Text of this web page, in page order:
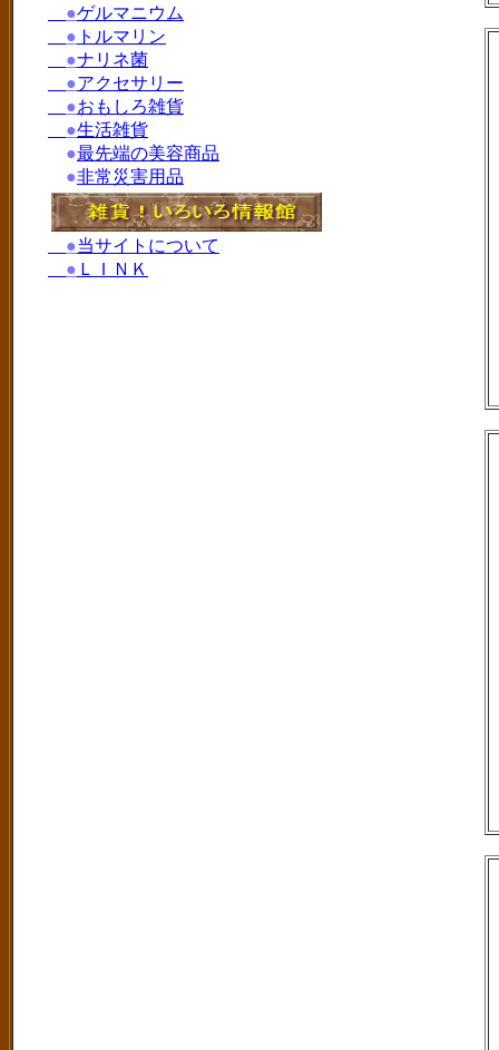
●ゲルマニウム
● トルマリン
●ナリネ菌
●アクセサリー
●おもしろ雑貨
●生活雑貨
●最先端の美容商品
●非常災害用品
●当サイトについて
● ＬＩＮＫ